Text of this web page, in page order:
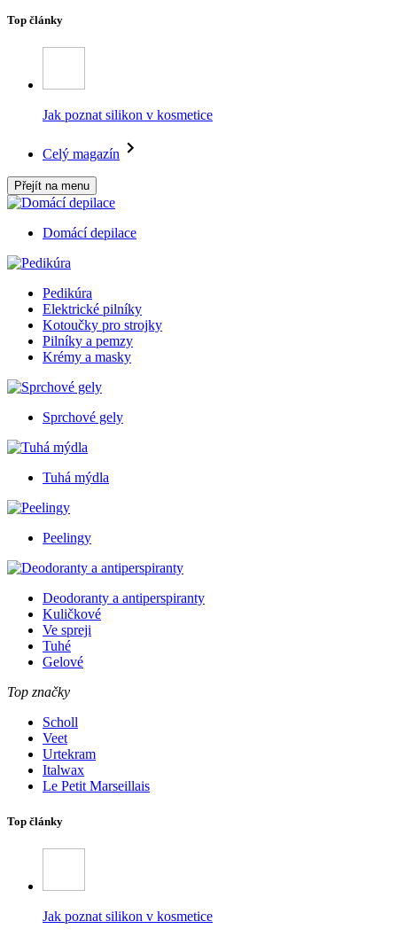
Top články
Jak poznat silikon v kosmetice
Celý magazín
Přejít na menu
Domácí depilace
Pedikúra
Elektrické pilníky
Kotoučky pro strojky
Pilníky a pemzy
Krémy a masky
Sprchové gely
Tuhá mýdla
Peelingy
Deodoranty a antiperspiranty
Kuličkové
Ve spreji
Tuhé
Gelové
Top značky
Scholl
Veet
Urtekram
Italwax
Le Petit Marseillais
Top články
Jak poznat silikon v kosmetice